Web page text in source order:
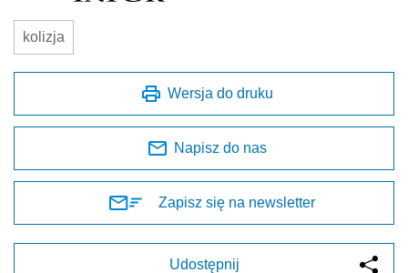
kolizja
Wersja do druku
Napisz do nas
Zapisz się na newsletter
Udostępnij